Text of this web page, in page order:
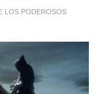
LOS PODEROSOS